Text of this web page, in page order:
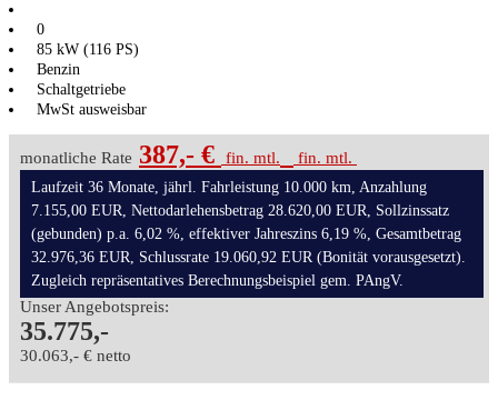
0
85 kW (116 PS)
Benzin
Schaltgetriebe
MwSt ausweisbar
monatliche Rate 387,- € fin. mtl. fin. mtl.
Laufzeit 36 Monate, jährl. Fahrleistung 10.000 km, Anzahlung
7.155,00 EUR, Nettodarlehensbetrag 28.620,00 EUR, Sollzinssatz
(gebunden) p.a. 6,02 %, effektiver Jahreszins 6,19 %, Gesamtbetrag
32.976,36 EUR, Schlussrate 19.060,92 EUR (Bonität vorausgesetzt).
Zugleich repräsentatives Berechnungsbeispiel gem. PAngV.
Unser Angebotspreis:
35.775,-
30.063,- € netto